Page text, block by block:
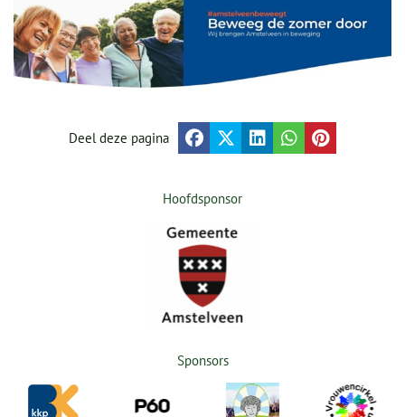
Deel deze pagina
Hoofdsponsor
Sponsors